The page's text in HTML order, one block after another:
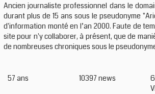
Ancien journaliste professionnel dans le
durant plus de 15 ans sous le pseudonyme
d'information monté en l’an 2000. Faute de
site pour n'y collaborer, à présent, que de
de nombreuses chroniques sous le
57 ans 10397 news